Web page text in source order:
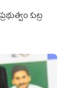
కుట్ర